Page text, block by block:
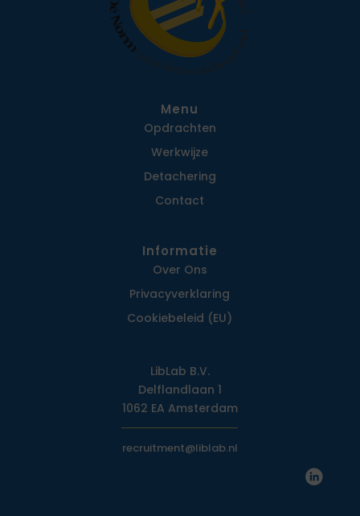
Menu
Opdrachten
Werkwijze
Detachering
Contact
Informatie
Over Ons
Privacy­verklaring
Cookiebeleid (EU)
LibLab B.V.
Delflandlaan 1
1062 EA Amsterdam
recruitment@liblab.nl